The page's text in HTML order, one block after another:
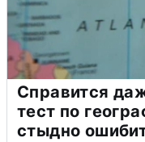
Справится
тест по
стыдно